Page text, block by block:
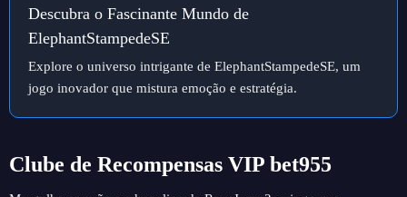
Descubra o Fascinante Mundo de
ElephantStampedeSE
Explore o universo intrigante de ElephantStampedeSE, um
jogo inovador que mistura emoção e estratégia.
Clube de Recompensas VIP bet955